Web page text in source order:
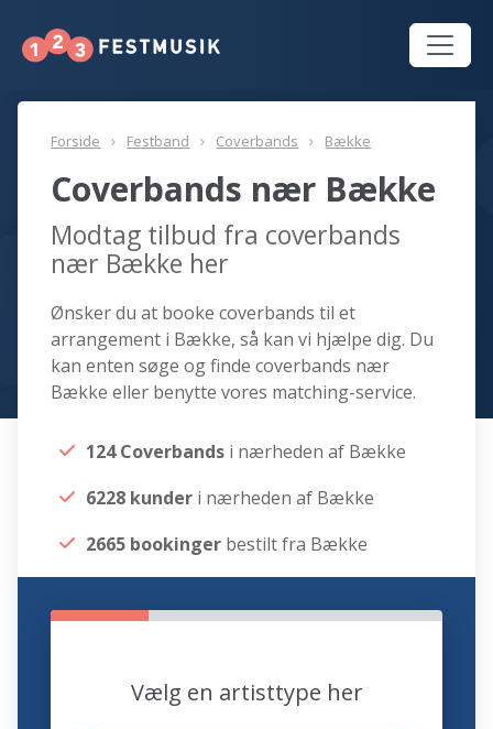
Forside Festband Coverbands Bække
Coverbands nær Bække
Modtag tilbud fra coverbands
nær Bække her
Ønsker du at booke coverbands til et
arrangement i Bække, så kan vi hjælpe dig. Du
kan enten søge og finde coverbands nær
Bække eller benytte vores matching-service.
124 Coverbands i nærheden af Bække
6228 kunder i nærheden af Bække
2665 bookinger bestilt fra Bække
Vælg en artisttype her